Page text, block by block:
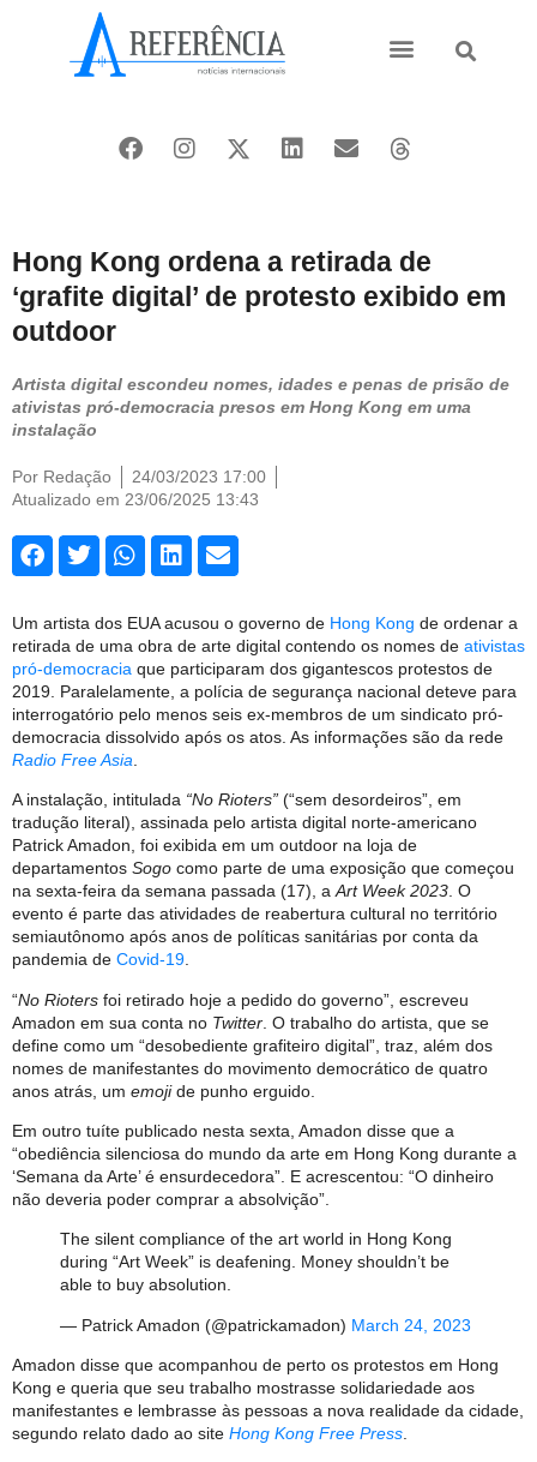
Hong Kong ordena a retirada de
‘grafite digital’ de protesto exibido em
outdoor
Artista digital escondeu nomes, idades e penas de prisão de
ativistas pró-democracia presos em Hong Kong em uma
instalação
Por Redação
24/03/2023 17:00
Atualizado em 23/06/2025 13:43
Um artista dos EUA acusou o governo de Hong Kong de ordenar a
retirada de uma obra de arte digital contendo os nomes de ativistas
pró-democracia que participaram dos gigantescos protestos de
2019. Paralelamente, a polícia de segurança nacional deteve para
interrogatório pelo menos seis ex-membros de um sindicato pró-
democracia dissolvido após os atos. As informações são da rede
Radio Free Asia
A instalação, intitulada “No Rioters” (“sem desordeiros”, em
tradução literal), assinada pelo artista digital norte-americano
Patrick Amadon, foi exibida em um outdoor na loja de
departamentos Sogo como parte de uma exposição que começou
na sexta-feira da semana passada (17), aArt Week 2023. O
evento é parte das atividades de reabertura cultural no território
semiautônomo após anos de políticas sanitárias por conta da
pandemia de Covid-19.
“No Rioters foi retirado hoje a pedido do governo”, escreveu
Amadon em sua conta no Twitter . O trabalho do artista, que se
define como um “desobediente grafiteiro digital”, traz, além dos
nomes de manifestantes do movimento democrático de quatro
anos atrás, um emojide punho erguido.
Em outro tuíte publicado nesta sexta, Amadon disse que a
“obediência silenciosa do mundo da arte em Hong Kong durante a
‘Semana da Arte’ é ensurdecedora”. E acrescentou: “O dinheiro
não deveria poder comprar a absolvição”.
The silent compliance of the art world in Hong Kong
during “Art Week” is deafening. Money shouldn’t be
able to buy absolution.
— Patrick Amadon (@patrickamadon) March 24, 2023
Amadon disse que acompanhou de perto os protestos em Hong
Kong e queria que seu trabalho mostrasse solidariedade aos
manifestantes e lembrasse às pessoas a nova realidade da cidade,
segundo relato dado ao site Hong Kong Free Press